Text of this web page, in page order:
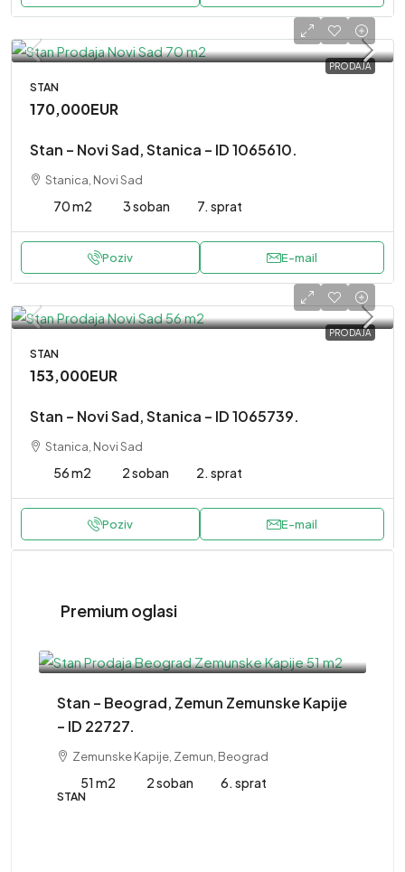
PRODAJA
STAN
170,000EUR
Stan – Novi Sad, Stanica – ID 1065610.
Stanica, Novi Sad
70 m2 3 soban 7. sprat
Poziv E-mail
PRODAJA
STAN
153,000EUR
Stan – Novi Sad, Stanica – ID 1065739.
Stanica, Novi Sad
56 m2 2 soban 2. sprat
Poziv E-mail
Premium oglasi
Stan – Beograd, Zemun Zemunske Kapije
– ID 22727.
Zemunske Kapije, Zemun, Beograd
51 m2 2 soban 6. sprat
STAN